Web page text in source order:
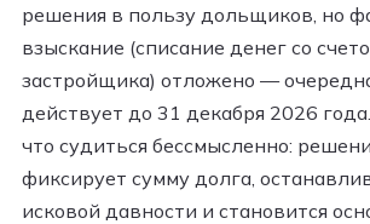
решения в пользу дольщиков, но
взыскание (списание денег со
застройщика) отложено —
действует до 31 декабря 2026
что судиться бессмысленно:
фиксирует сумму долга,
исковой давности и становится